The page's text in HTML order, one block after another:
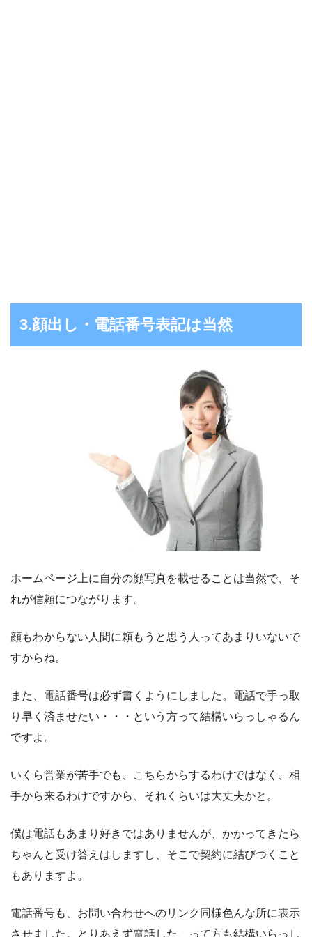
3.顔出し・電話番号表記は当然
ホームページ上に自分の顔写真を載せることは当然で、そ
れが信頼につながります。
顔もわからない人間に頼もうと思う人ってあまりいないで
すからね。
また、電話番号は必ず書くようにしました。電話で手っ取
り早く済ませたい・・・という方って結構いらっしゃるん
ですよ。
いくら営業が苦手でも、こちらからするわけではなく、相
手から来るわけですから、それくらいは大丈夫かと。
僕は電話もあまり好きではありませんが、かかってきたら
ちゃんと受け答えはしますし、そこで契約に結びつくこと
もありますよ。
電話番号も、お問い合わせへのリンク同様色んな所に表示
させました。とりあえず電話した、って方も結構いらっし